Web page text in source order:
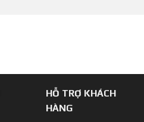
HỖ TRỢ KHÁCH
HÀNG